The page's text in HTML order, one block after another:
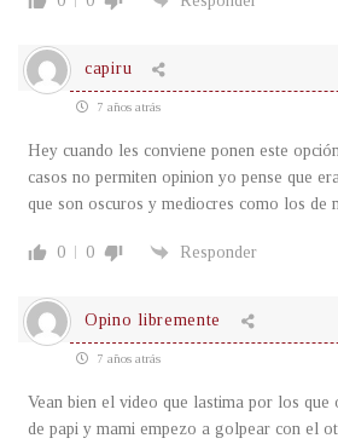
capiru
7 años atrás
Hey cuando les conviene ponen este
casos no permiten opinion yo pense que
que son oscuros y mediocres como los de
0 0 Responder
Opino libremente
7 años atrás
Vean bien el video que lastima por los que
de papi y mami empezo a golpear con el